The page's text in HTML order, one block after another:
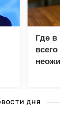
Где
ДНЯ